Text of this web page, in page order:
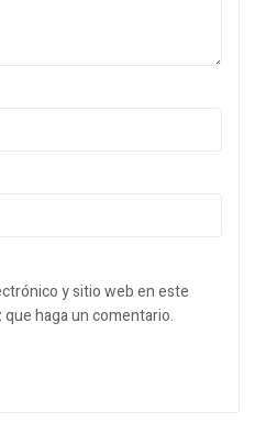
y sitio web en este
haga un comentario.